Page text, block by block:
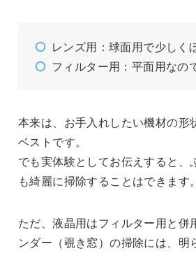
レンズ用：球面用で少しく
フィルター用：平面用なの
本来は、お手入れしたい機材の形
ベストです。
でも実体験としてお伝えすると、
も綺麗に掃除することはできます。
ただ、液晶用はフィルター用と併
ンダー（覗き窓）の掃除には、